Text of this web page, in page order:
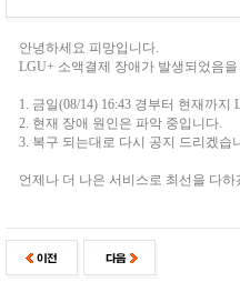
안녕하세요 피망입니다.
LGU+ 소액결제 장애가 발생되었음
1. 금일(08/14) 16:43 경부터 현재까
2. 현재 장애 원인은 파악 중입니다.
3. 복구 되는대로 다시 공지 드리겠습
언제나 더 나은 서비스로 최선을 다하